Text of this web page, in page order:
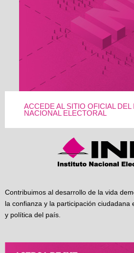
ACCEDE AL SITIO OFICIAL DEL
NACIONAL ELECTORAL
Contribuimos al desarrollo de la vida
la confianza y la participación ciudadana
y política del país.